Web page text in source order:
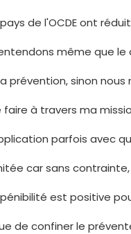
de l'OCDE ont
même que
prévention, sinon
à travers ma
parfois avec
car sans
est positive
de confiner le